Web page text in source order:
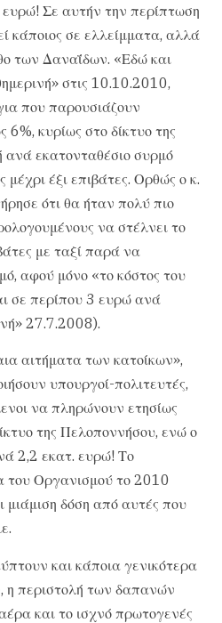
Σε αυτήν την περίπτωση
κάποιος σε ελλείμματα, αλλά
των Δαναΐδων. «Εδώ και
στις 10.10.2010,
που παρουσιάζουν
κυρίως στο δίκτυο της
εκατονταθέσιο συρμό
έξι επιβάτες. Ορθώς ο κ.
ότι θα ήταν πολύ πιο
να στέλνει το
με ταξί παρά να
αφού μόνο «το κόστος του
σε περίπου 3 ευρώ ανά
27.7.2008).
αιτήματα των κατοίκων»,
υπουργοί-πολιτευτές,
να πληρώνουν ετησίως
της Πελοποννήσου, ενώ ο
2,2 εκατ. ευρώ! Το
του Οργανισμού το 2010
μιάμιση δόση από αυτές που
και κάποια γενικότερα
περιστολή των δαπανών
και το ισχνό πρωτογενές